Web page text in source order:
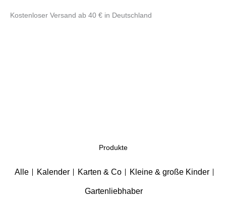
InhaltKostenloser Versand ab 40 € in Deutschland
Produkte
Alle Kalender Karten & Co Kleine & große Kinder
Gartenliebhaber